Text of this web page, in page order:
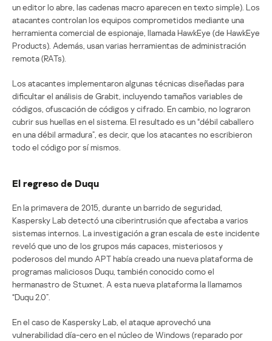
un editor lo abre, las cadenas macro aparecen en texto simple). Los
atacantes controlan los equipos comprometidos mediante una
herramienta comercial de espionaje, llamada HawkEye (de HawkEye
Products). Además, usan varias herramientas de administración
remota (RATs).
Los atacantes implementaron algunas técnicas diseñadas para
dificultar el análisis de Grabit, incluyendo tamaños variables de
códigos, ofuscación de códigos y cifrado. En cambio, no lograron
cubrir sus huellas en el sistema. El resultado es un “débil caballero
en una débil armadura”, es decir, que los atacantes no escribieron
todo el código por sí mismos.
El regreso de Duqu
En la primavera de 2015, durante un barrido de seguridad,
Kaspersky Lab detectó una ciberintrusión que afectaba a varios
sistemas internos. La investigación a gran escala de este incidente
reveló que uno de los grupos más capaces, misteriosos y
poderosos del mundo APT había creado una nueva plataforma de
programas maliciosos Duqu, también conocido como el
hermanastro de Stuxnet. A esta nueva plataforma la llamamos
“Duqu 2.0”.
En el caso de Kaspersky Lab, el ataque aprovechó una
vulnerabilidad día-cero en el núcleo de Windows (reparado por